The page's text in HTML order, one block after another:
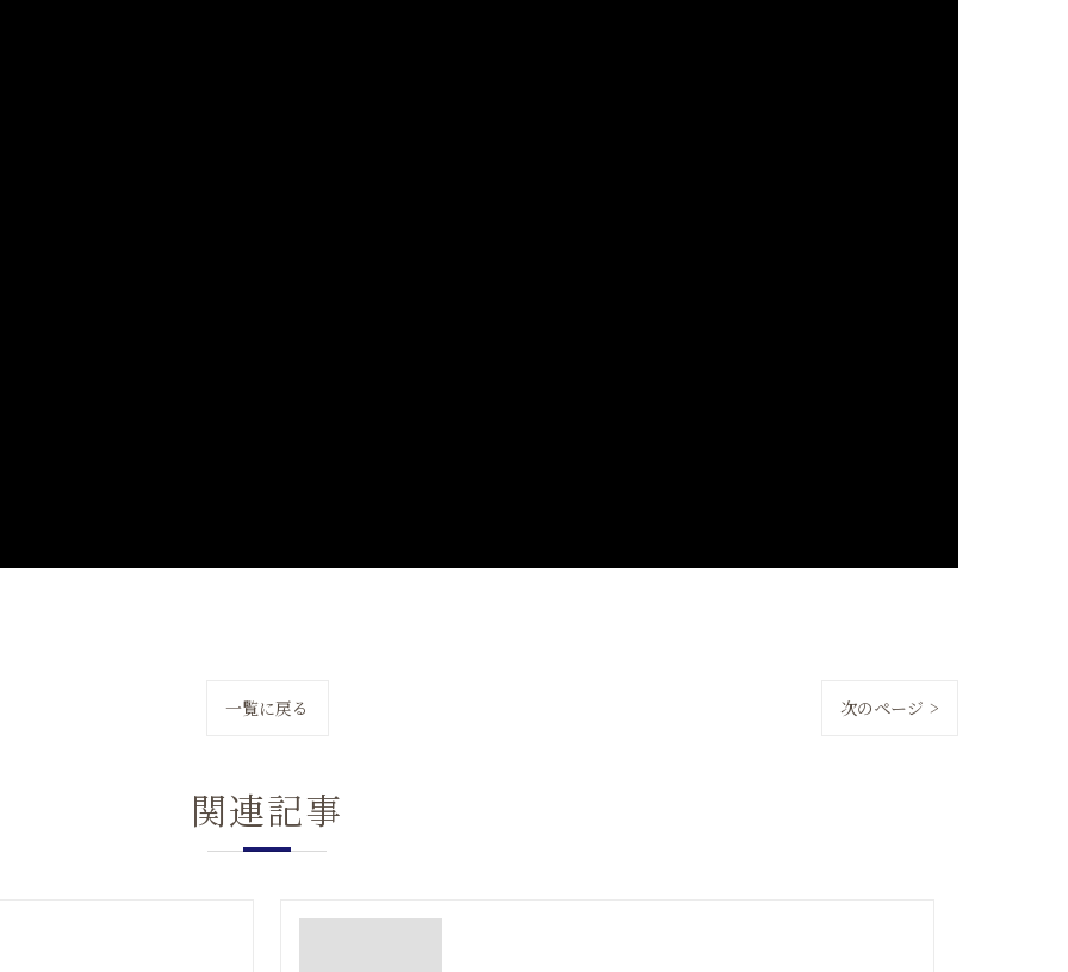
一覧に戻る 次のページ >
関連記事